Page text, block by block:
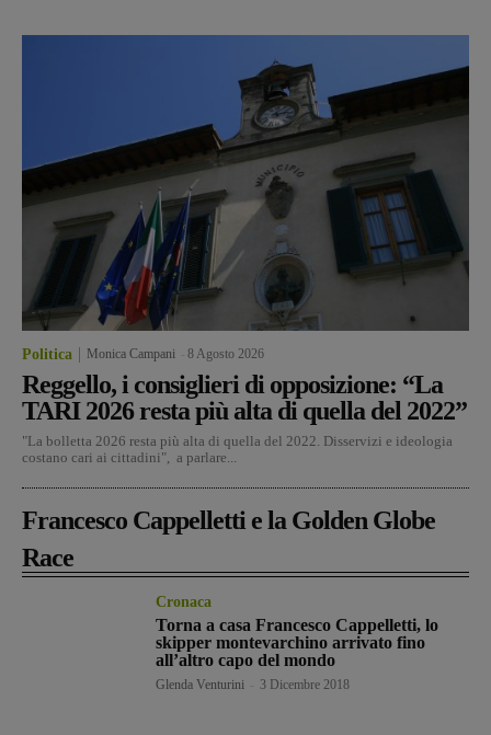
Politica Monica Campani 8 Agosto 2026
Reggello, i consiglieri di opposizione: “La
TARI 2026 resta più alta di quella del 2022”
"La bolletta 2026 resta più alta di quella del 2022. Disservizi e ideologia
costano cari ai cittadini", a parlare...
Francesco Cappelletti e la Golden Globe
Race
Cronaca
Torna a casa Francesco Cappelletti, lo
skipper montevarchino arrivato fino
all’altro capo del mondo
Glenda Venturini 3 Dicembre 2018